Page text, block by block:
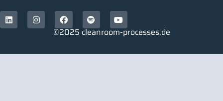
©2025 cleanroom-processes.de